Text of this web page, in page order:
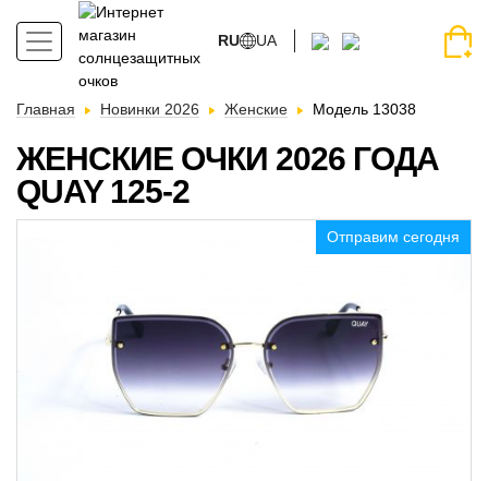
RU UA
Главная Новинки 2026 Женские Модель 13038
ЖЕНСКИЕ ОЧКИ 2026 ГОДА
QUAY 125-2
Отправим сегодня